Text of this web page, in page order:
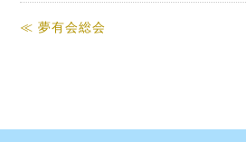
≪ 夢有会総会